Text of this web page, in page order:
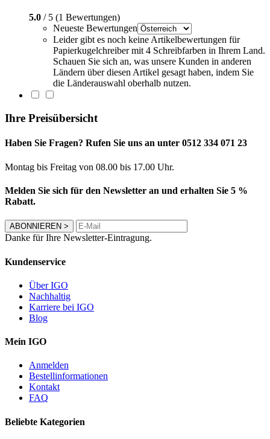
5.0 / 5 (1 Bewertungen)
Neueste Bewertungen
Leider gibt es noch keine Artikelbewertungen für
Papierkugelchreiber mit 4 Schreibfarben in Ihrem Land.
Schauen Sie sich an, was unsere Kunden in anderen
Ländern über diesen Artikel gesagt haben, indem Sie
die Länderauswahl oberhalb nutzen.
Ihre Preisübersicht
Haben Sie Fragen? Rufen Sie uns an unter 0512 334 071 23
Montag bis Freitag von 08.00 bis 17.00 Uhr.
Melden Sie sich für den Newsletter an und erhalten Sie 5 %
Rabatt.
ABONNIEREN >
Danke für Ihre Newsletter-Eintragung.
Kundenservice
Über IGO
Nachhaltig
Karriere bei IGO
Blog
Mein IGO
Anmelden
Bestellinformationen
Kontakt
FAQ
Beliebte Kategorien